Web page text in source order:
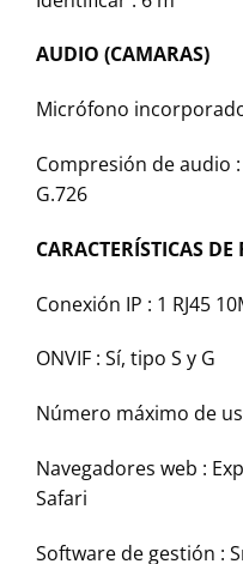
AUDIO (CAMARAS)
Micrófono
Compresión de audio :
G.726
CARACTERÍSTICAS DE
Conexión IP : 1 RJ45
ONVIF : Sí, tipo S y G
Número máximo de
Navegadores web :
Safari
Software de gestión :